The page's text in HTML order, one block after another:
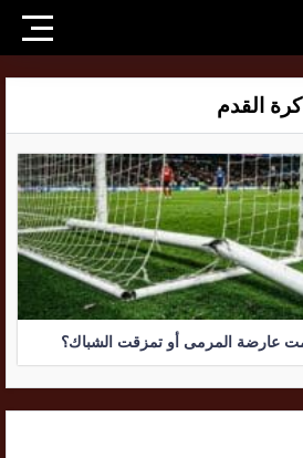
القدم
عارضة المرمى أو تمزقت الشباك؟